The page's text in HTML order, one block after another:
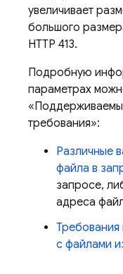
увеличивает
большого
HTTP 413.
Подробную
параметрах
требования»:
Различные
файла в
запросе,
адреса
Требования
с файлами